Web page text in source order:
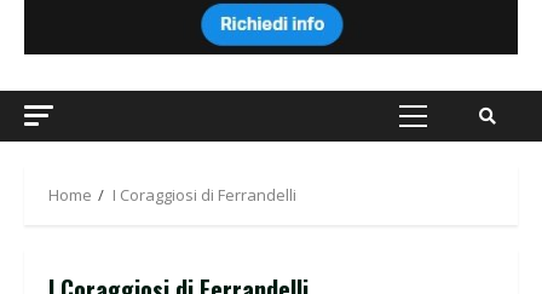
Primary
Home I Coraggiosi di Ferrandelli